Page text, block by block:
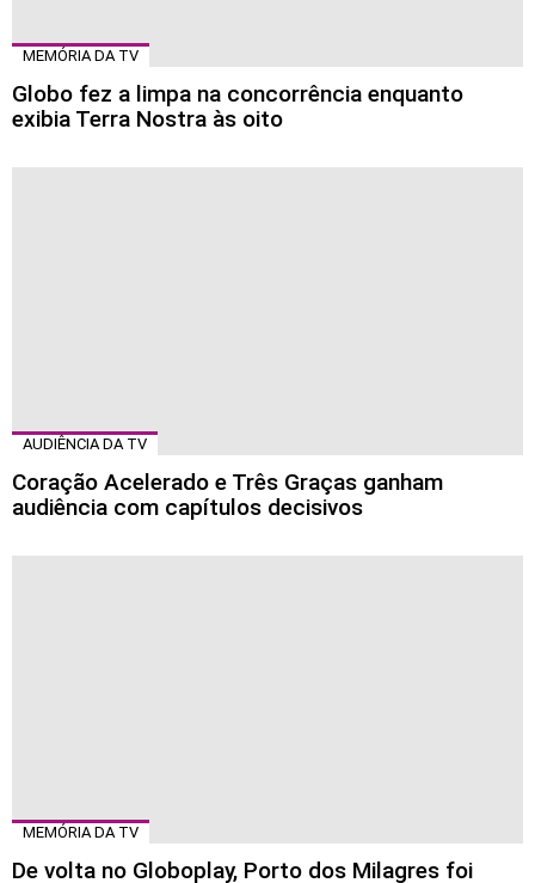
MEMÓRIA DA TV
Globo fez a limpa na concorrência enquanto
exibia Terra Nostra às oito
AUDIÊNCIA DA TV
Coração Acelerado e Três Graças ganham
audiência com capítulos decisivos
MEMÓRIA DA TV
De volta no Globoplay, Porto dos Milagres foi